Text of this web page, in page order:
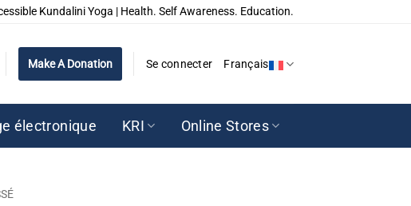
Kundalini Yoga | Health. Self Awareness. Education.
Make A Donation Se connecter Français
électronique KRI Online Stores